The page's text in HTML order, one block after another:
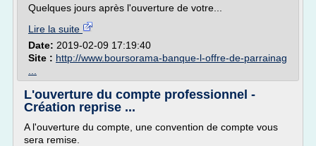
Quelques jours après l'ouverture de votre...
Lire la suite
Date: 2019-02-09 17:19:40
Site : http://www.boursorama-banque-l-offre-de-parrainag
L'ouverture du compte professionnel -
Création reprise ...
A l'ouverture du compte, une convention de compte vous
sera remise.